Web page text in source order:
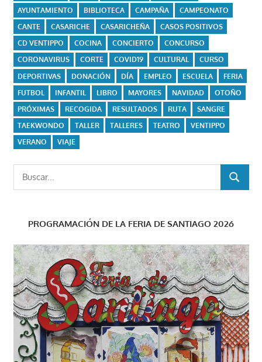
AYUNTAMIENTO
BIBLIOTECA CAMPAÑA
CAMPEONATO
CANTE
CASARICHE CASARICHEÑA
CASOS POSITIVOS
CD VENTIPPO
COCINA CONCIERTO
CONCURSO
CORONAVIRUS
CORTE COVID19 CULTURAL
CURSO
DEPORTIVAS
DONACIÓN DÍA EMPLEO ESCUELA
FERIA
FUTBOL
INFANTIL LIBRO MAYORES NAVIDAD
OTOÑO
PRÓXIMAS
RECOGIDA RESULTADOS RUTA
SANGRE
TAEKWONDO
TALLER TALLERES TEATRO
VENTIPPO
VERANO
VIAJE
Buscar:
BUSCAR
PROGRAMACIÓN DE LA FERIA DE SANTIAGO 2026